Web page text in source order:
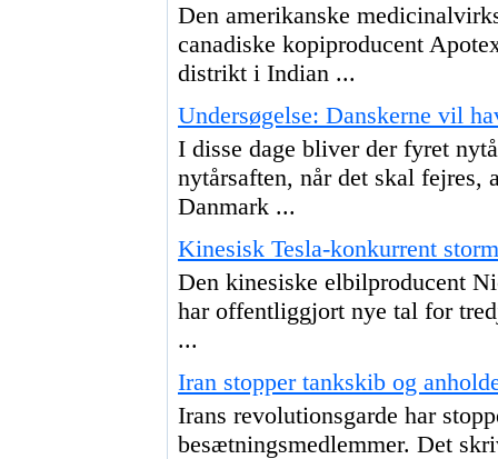
Den amerikanske
canadiske kopiproducent
distrikt i Indian ...
Undersøgelse: Danskerne vil
I disse dage bliver der fyret
nytårsaften, når det skal
Danmark ...
Kinesisk Tesla-konkurrent
Den kinesiske elbilproducent
har offentliggjort nye tal for
...
Iran stopper tankskib og
Irans revolutionsgarde har
besætningsmedlemmer. Det